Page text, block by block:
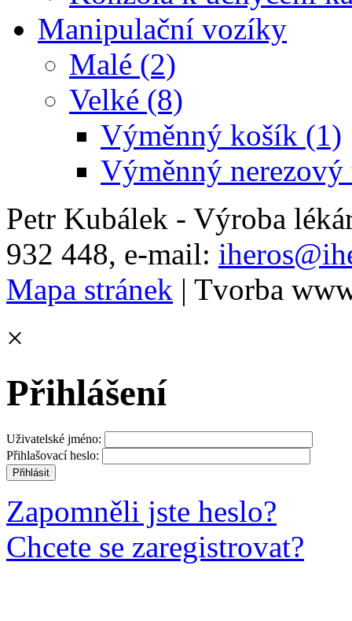
Manipulační vozíky
Malé (2)
Velké (8)
Výměnný košík (1)
Výměnný nerezový
Petr Kubálek - Výroba
932 448, e-mail:
Mapa stránek | Tvorba
×
Přihlášení
Uživatelské jméno:
Přihlašovací heslo:
Zapomněli jste heslo?
Chcete se zaregistrovat?